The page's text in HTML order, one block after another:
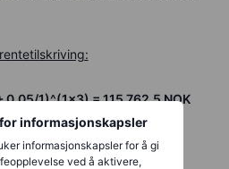
informasjonskapsler
informasjonskapsler for å gi
ved å aktivere,
0,05/1)^(1×3) = 115 762,5 NOK
renter: 15 762,5 NOK